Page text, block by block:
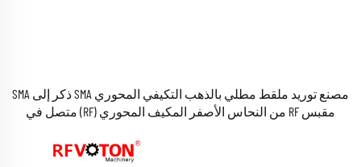
مصنع توريد ملقط مطلي بالذهب التكيفي المحوري SMA ذكر إلى SMA
مقبس RF من النحاس الأصفر المكيف المحوري (RF) متصل في